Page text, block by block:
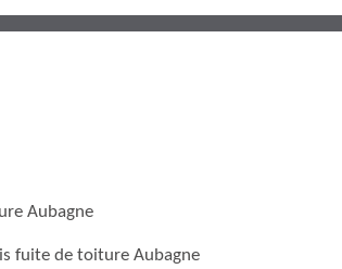
Aubagne
fuite de toiture Aubagne